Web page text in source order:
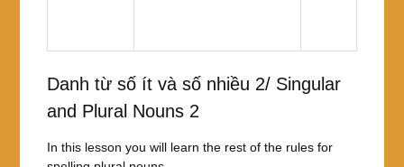
Danh từ số ít và số nhiều 2/ Singular
and Plural Nouns 2
In this lesson you will learn the rest of the rules for